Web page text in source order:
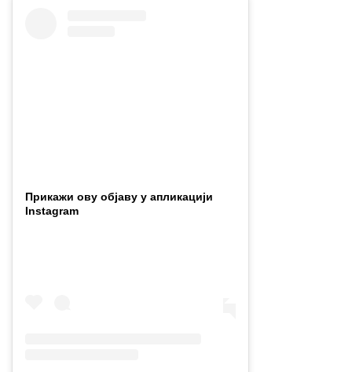
Прикажи ову објаву у апликацији
Instagram